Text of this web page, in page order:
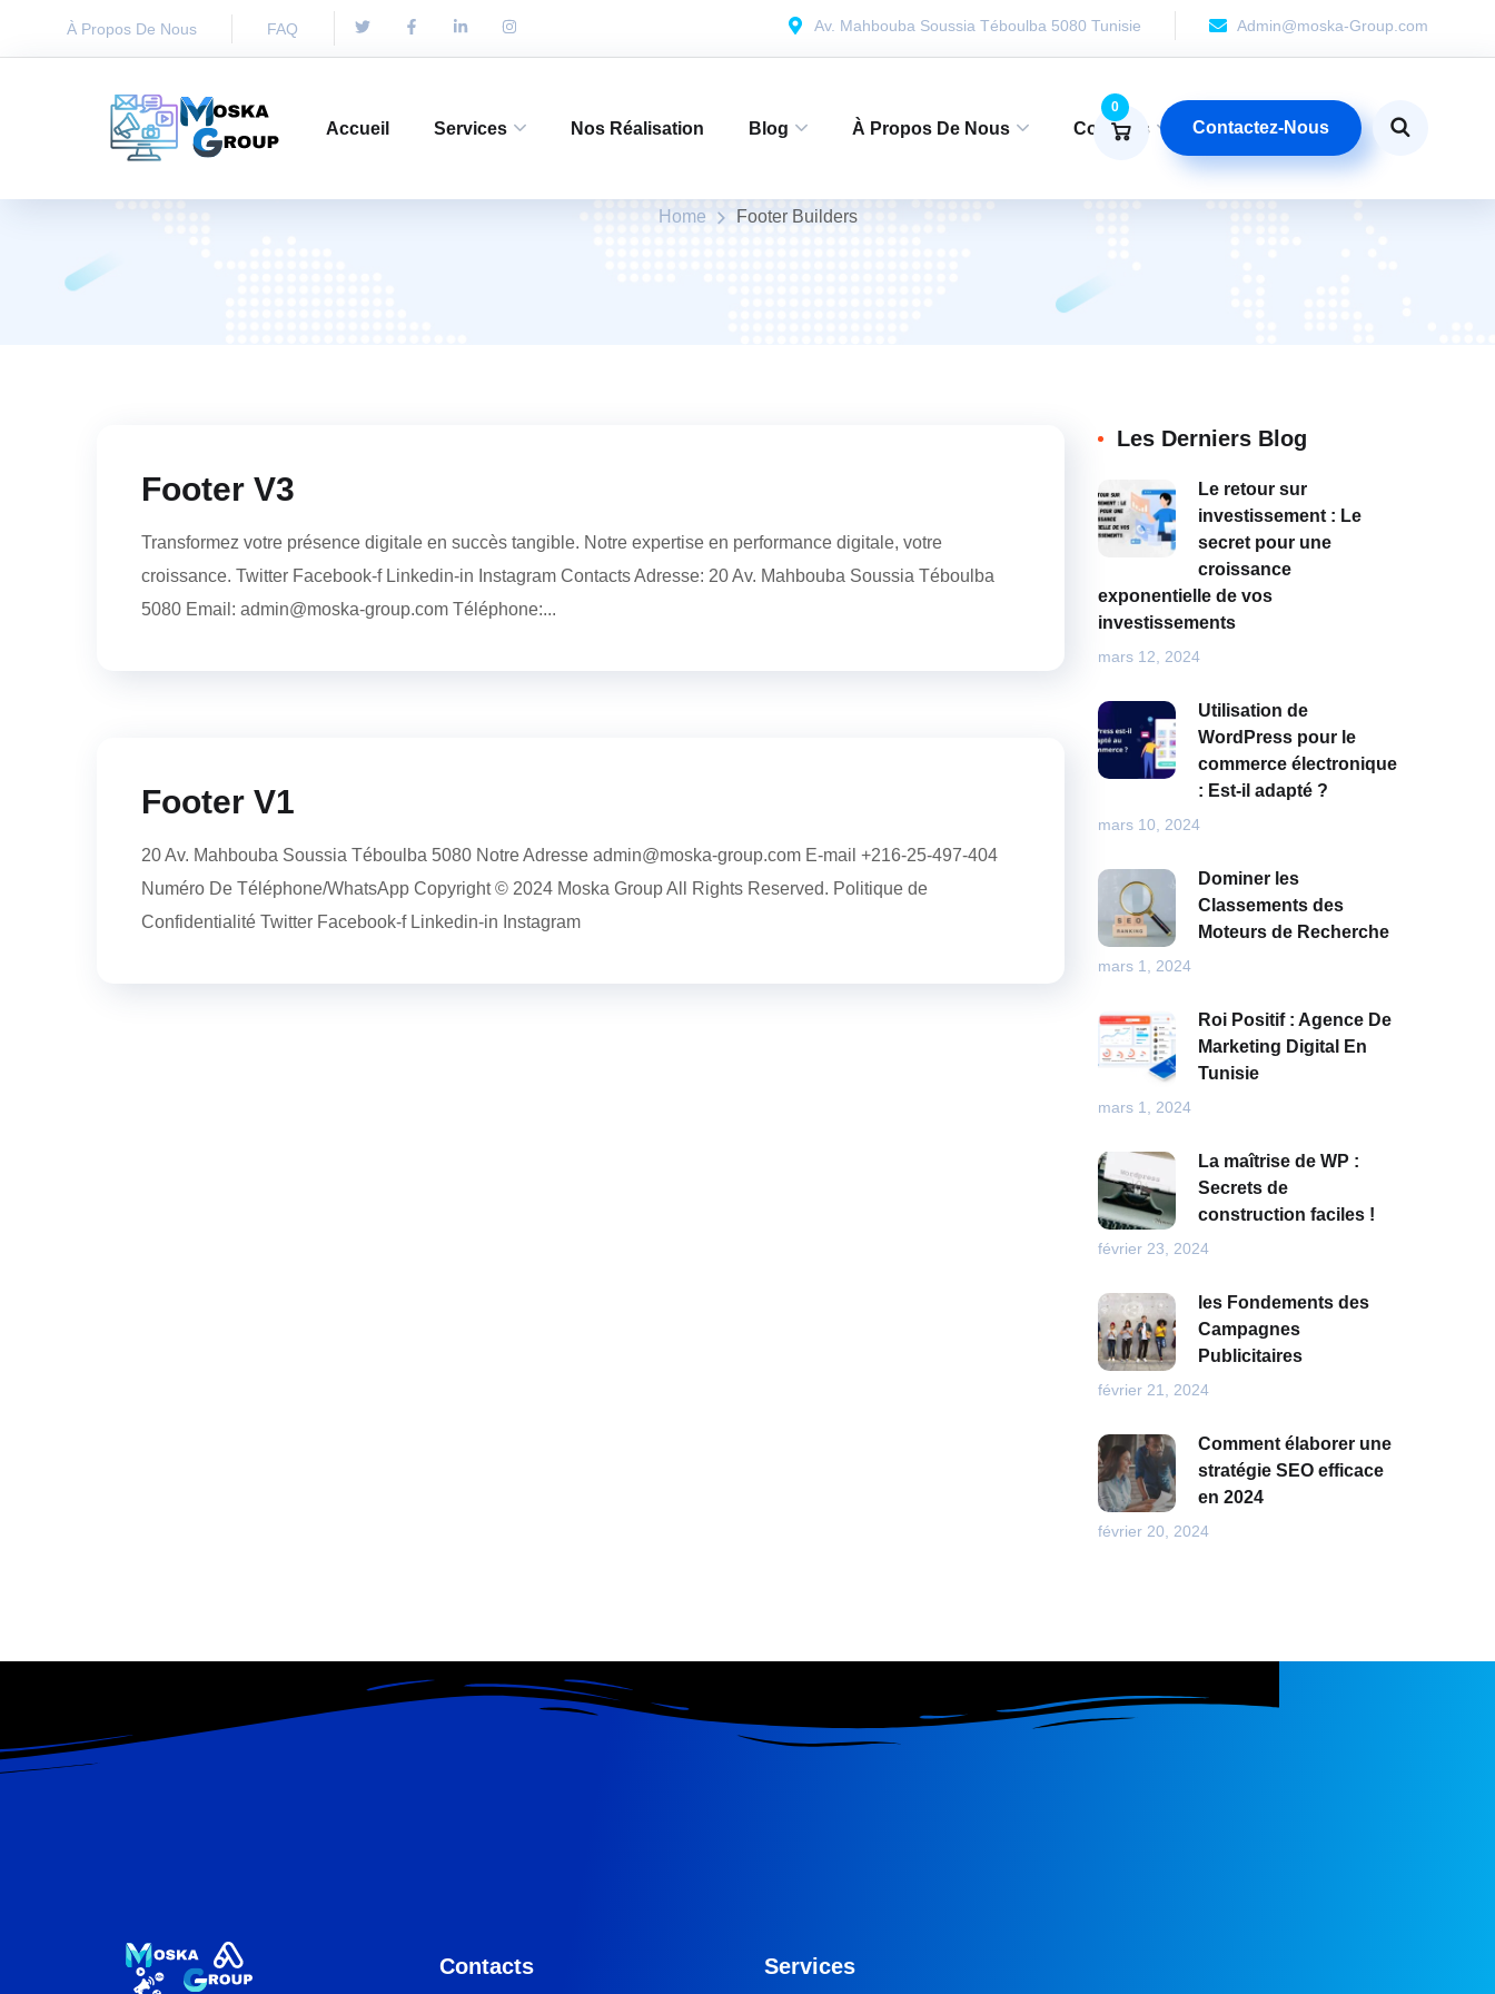
À Propos De Nous FAQ Av. Mahbouba Soussia Téboulba 5080 Tunisie Admin@moska-Group.com
Accueil Services Nos Réalisation Blog À Propos De Nous Contacts
0
Contactez-Nous
Footer Builders
Home Footer Builders
Footer V3
Transformez votre présence digitale en succès tangible. Notre expertise en performance digitale, votre
croissance. Twitter Facebook-f Linkedin-in Instagram Contacts Adresse: 20 Av. Mahbouba Soussia Téboulba
5080 Email: admin@moska-group.com Téléphone:...
Footer V1
20 Av. Mahbouba Soussia Téboulba 5080 Notre Adresse admin@moska-group.com E-mail +216-25-497-404
Numéro De Téléphone/WhatsApp Copyright © 2024 Moska Group All Rights Reserved. Politique de
Confidentialité Twitter Facebook-f Linkedin-in Instagram
Les Derniers Blog
Le retour sur
investissement : Le
secret pour une
croissance
exponentielle de vos
investissements
mars 12, 2024
Utilisation de
WordPress pour le
commerce électronique
: Est-il adapté ?
mars 10, 2024
Dominer les
Classements des
Moteurs de Recherche
mars 1, 2024
Roi Positif : Agence De
Marketing Digital En
Tunisie
mars 1, 2024
La maîtrise de WP :
Secrets de
construction faciles !
février 23, 2024
les Fondements des
Campagnes
Publicitaires
février 21, 2024
Comment élaborer une
stratégie SEO efficace
en 2024
février 20, 2024
Contacts Services